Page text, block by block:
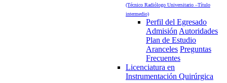
(Técnico Radiólogo Universitario –Título
intermedio)
Perfil del Egresado
AdmisiónAutoridades
Plan de Estudio
Aranceles Preguntas
Frecuentes
Licenciatura en
Instrumentación Quirúrgica